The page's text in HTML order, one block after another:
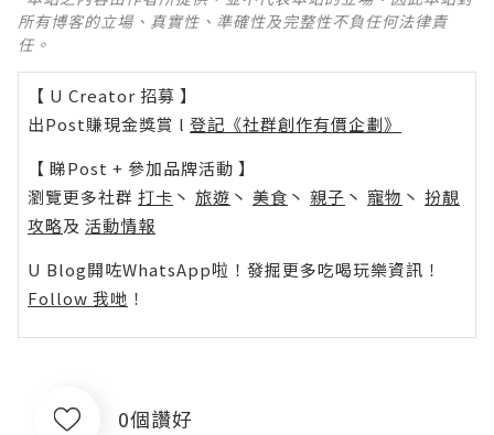
所有博客的立場、真實性、準確性及完整性不負任何法律責
任。
【 U Creator 招募 】
出Post賺現金獎賞 l 登記《社群創作有價企劃》
【 睇Post + 參加品牌活動 】
瀏覽更多社群 打卡 丶 旅遊 丶 美食 丶 親子 丶 寵物 丶 扮靚
攻略及 活動情報
U Blog開咗WhatsApp啦！發掘更多吃喝玩樂資訊！
Follow 我哋 ！
0個讚好